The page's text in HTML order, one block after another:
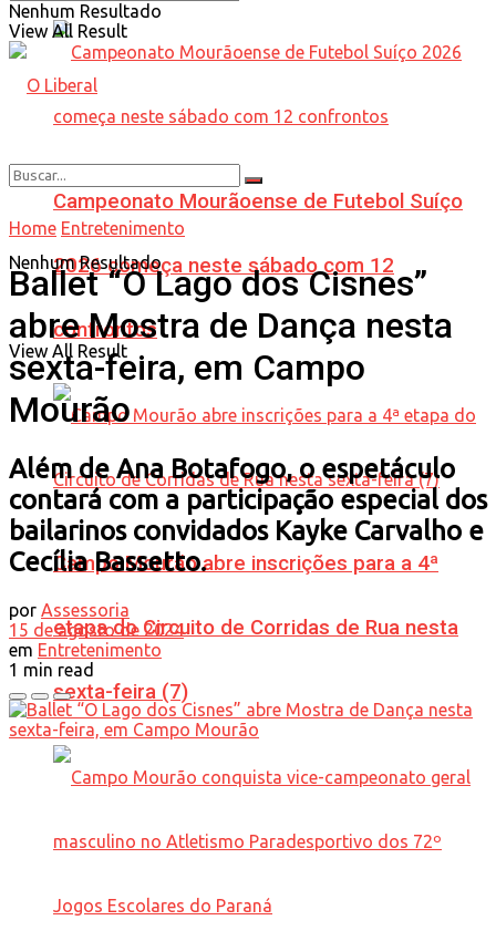
Campeonato Mourãoense de Futebol Suíço
2026 começa neste sábado com 12
confrontos
Campo Mourão abre inscrições para a 4ª
etapa do Circuito de Corridas de Rua nesta
sexta-feira (7)
Nenhum Resultado
View All Result
Nenhum Resultado
View All Result
Home Entretenimento
Ballet “O Lago dos Cisnes”
abre Mostra de Dança nesta
sexta-feira, em Campo
Mourão
Além de Ana Botafogo, o espetáculo
contará com a participação especial dos
bailarinos convidados Kayke Carvalho e
Cecília Bassetto.
por Assessoria
15 de agosto de 2024
em Entretenimento
1 min read